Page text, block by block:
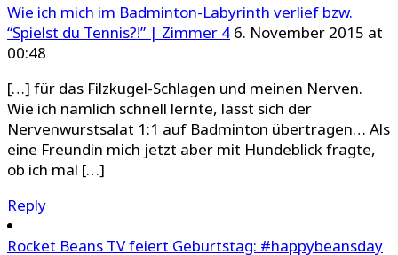
Wie ich mich im Badminton-Labyrinth verlief bzw.
“Spielst du Tennis?!” | Zimmer 4 6. November 2015 at
00:48
[…] für das Filzkugel-Schlagen und meinen Nerven.
Wie ich nämlich schnell lernte, lässt sich der
Nervenwurstsalat 1:1 auf Badminton übertragen… Als
eine Freundin mich jetzt aber mit Hundeblick fragte,
ob ich mal […]
Reply
Rocket Beans TV feiert Geburtstag: #happybeansday